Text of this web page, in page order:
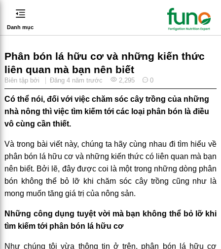
Danh mục
Phân bón lá hữu cơ và những kiến thức
liên quan mà bạn nên biết
Biên tập bởi Đăng 4 năm trước 2,295 0
Có thể nói, đối với việc chăm sóc cây trồng của những
nhà nông thì việc tìm kiếm tới các loại phân bón là điều
vô cùng cần thiết.
Và trong bài viết này, chúng ta hãy cùng nhau đi tìm hiểu về
phân bón lá hữu cơ và những kiến thức có liên quan mà bạn
nên biết. Bởi lẽ, đây được coi là một trong những dòng phân
bón không thể bỏ lỡ khi chăm sóc cây trồng cũng như là
mong muốn tăng giá trị của nông sản.
Những công dụng tuyệt vời mà bạn không thể bỏ lỡ khi
tìm kiếm tới phân bón lá hữu cơ
Như chúng tôi vừa thông tin ở trên, phân bón lá hữu cơ